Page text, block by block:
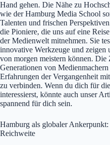
Hand gehen. Die Nähe zu
wie der Hamburg Media School
Talenten und frischen
die Pioniere, die uns auf eine
der Medienwelt mitnehmen. Sie
innovative Werkzeuge und
von morgen meistern können. Die
Generationen von
Erfahrungen der Vergangenheit
zu verbinden. Wenn du dich für
interessierst, könnte auch unser
spannend für dich sein.
Hamburg als globaler
Reichweite